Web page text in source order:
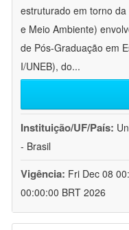
estruturado em torno
e Meio Ambiente)
de Pós-Graduação em
I/UNEB), do...
Instituição/UF/País:
- Brasil
Vigência: Fri Dec 08
00:00:00 BRT 2026